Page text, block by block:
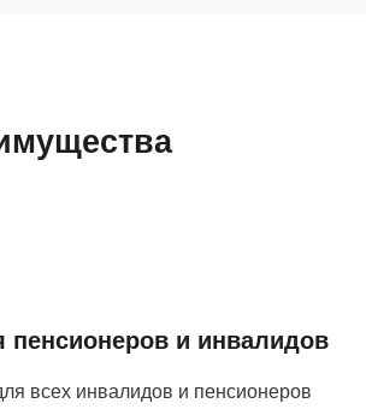
в стационаре
пенсионеров и инвалидов
всех инвалидов и пенсионеров